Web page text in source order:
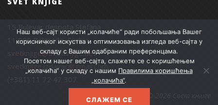
15 Bulevar despota Stefana
11 000 Belgrade, Serbia
svetknjige@svetknjige.net
svetknjige.izdavac@gmail.com
Наш веб-сајт користи „колачиће“ ради побољшања Вашег
корисничког искуства и оптимизовања изгледа веб-сајта у
складу с Вашим одабраним преференцама.
Посетом нашег веб-сајта, слажете се с коришћењем
„колачића“ у складу с нашим Правилима коришћења
„колачића“.
СЛАЖЕМ СЕ